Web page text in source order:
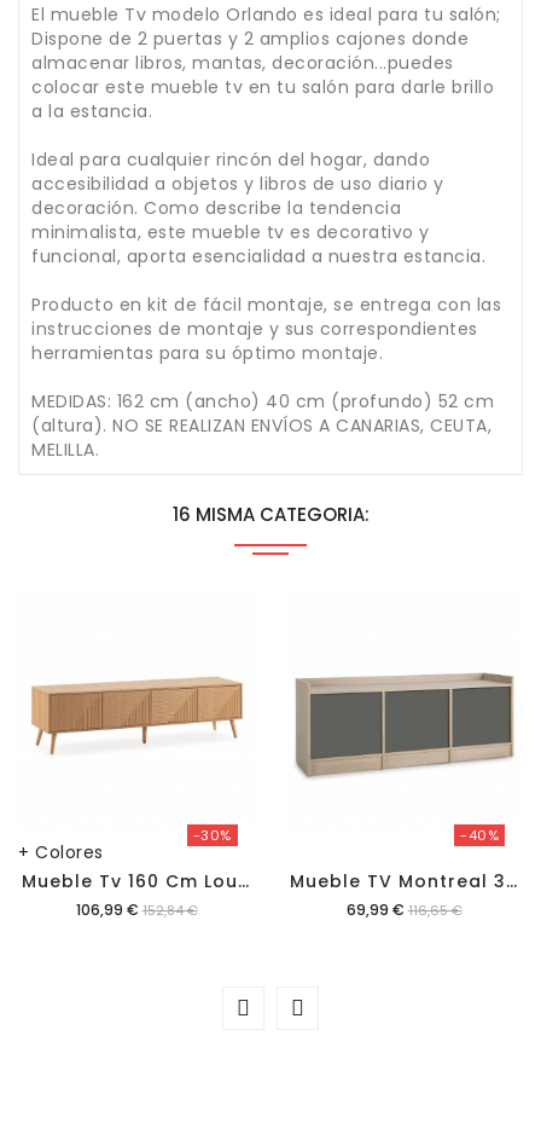
El mueble Tv modelo Orlando es ideal para tu salón;
Dispone de 2 puertas y 2 amplios cajones donde
almacenar libros, mantas, decoración...puedes
colocar este mueble tv en tu salón para darle brillo
a la estancia.
Ideal para cualquier rincón del hogar, dando
accesibilidad a objetos y libros de uso diario y
decoración. Como describe la tendencia
minimalista, este mueble tv es decorativo y
funcional, aporta esencialidad a nuestra estancia.
Producto en kit de fácil montaje, se entrega con las
instrucciones de montaje y sus correspondientes
herramientas para su óptimo montaje.
MEDIDAS: 162 cm (ancho) 40 cm (profundo) 52 cm
(altura). NO SE REALIZAN ENVÍOS A CANARIAS, CEUTA,
MELILLA.
16 MISMA CATEGORIA:
+ Colores
-30%
M
Ueble Tv 160 Cm Louise
Precio
106,99 € 152,84 €
-40%
M
Ueble TV Montreal 3 Cajones
Precio
69,99 € 116,65 €